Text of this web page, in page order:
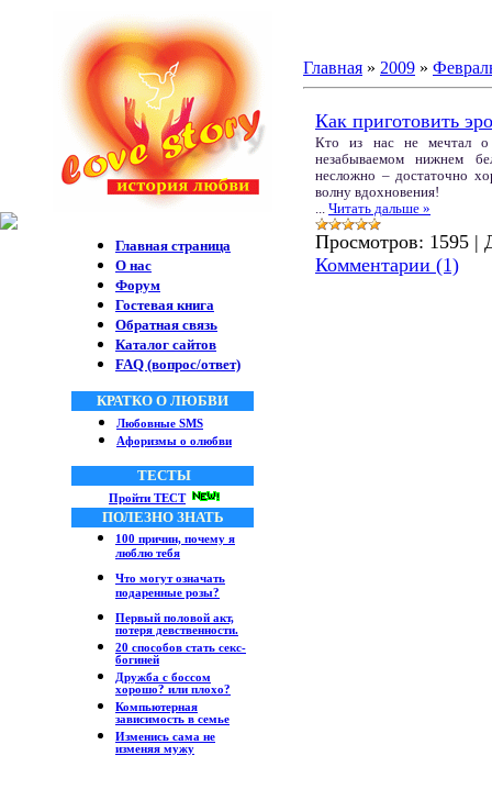
Главная страница
О нас
Форум
Гостевая книга
Обратная связь
Каталог сайтов
FAQ (вопрос/ответ)
КРАТКО О ЛЮБВИ
Любовные SMS
Афоризмы о олюбви
ТЕСТЫ
Пройти ТЕСТ
ПОЛЕЗНО ЗНАТЬ
100 причин, почему я
люблю тебя
Что могут означать
подаренные розы?
Первый половой акт,
потеря девственности.
20 способов стать секс-
богиней
Дружба с боссом
хорошо? или плохо?
Компьютерная
зависимость в семье
Изменись сама не
изменяя мужу
Главная » 2009 »
Как приготовить
Кто из нас не мечтал о
незабываемом нижнем
несложно – достаточно
волну вдохновения!
... Читать дальше »
Просмотров: 1595 |
Комментарии (1)